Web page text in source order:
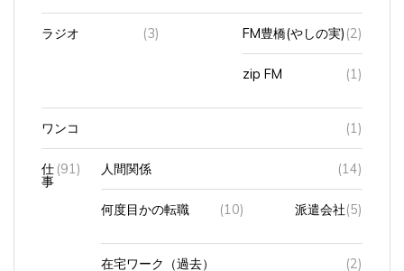
ラジオ (3) FM豊橋(やしの実)(2)
zip FM (1)
ワンコ (1)
仕
事
(91) 人間関係 (14)
何度目かの転職 (10) 派遣会社(5)
在宅ワーク（過去） (2)